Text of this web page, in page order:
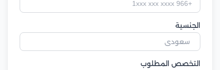
الجنسية
التخصص المطلوب